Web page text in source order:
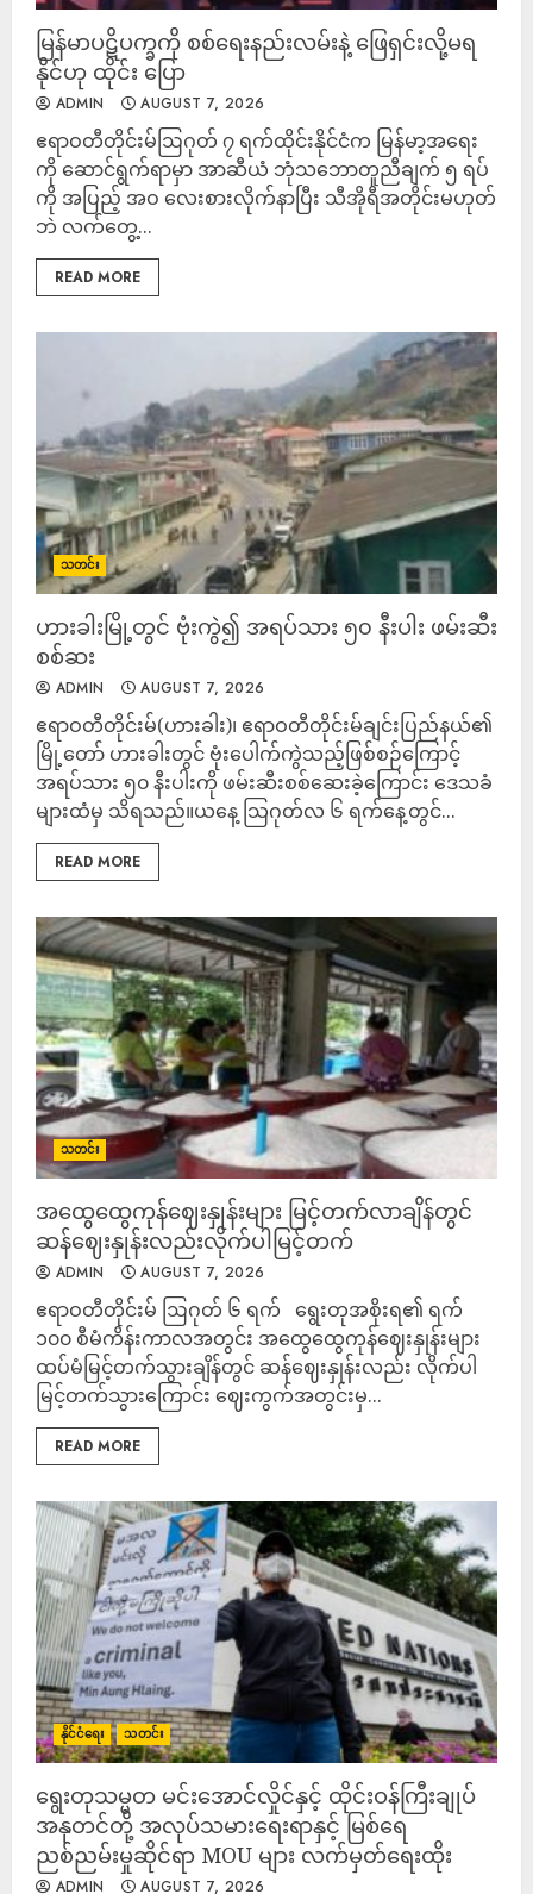
မြန်မာပဋိပက္ခကို စစ်ရေးနည်းလမ်းနဲ့ ဖြေရှင်းလို့မရ
နိုင်ဟု ထိုင်း ပြော
ADMIN AUGUST 7, 2026
ဧရာဝတီတိုင်းမ်ဩဂုတ် ၇ ရက်ထိုင်းနိုင်ငံက မြန်မာ့အရေး
ကို ဆောင်ရွက်ရာမှာ အာဆီယံ ဘုံသဘောတူညီချက် ၅ ရပ်
ကို အပြည့် အဝ လေးစားလိုက်နာပြီး သီအိုရီအတိုင်းမဟုတ်
ဘဲ လက်တွေ့...
READ MORE
သတင်း
ဟားခါးမြို့တွင် ဗုံးကွဲ၍ အရပ်သား ၅၀ နီးပါး ဖမ်းဆီး
စစ်ဆး
ADMIN AUGUST 7, 2026
ဧရာဝတီတိုင်းမ်(ဟားခါး)၊ ဧရာဝတီတိုင်းမ်ချင်းပြည်နယ်၏
မြို့တော် ဟားခါးတွင် ဗုံးပေါက်ကွဲသည့်ဖြစ်စဉ်ကြောင့်
အရပ်သား ၅၀ နီးပါးကို ဖမ်းဆီးစစ်ဆေးခဲ့ကြောင်း ဒေသခံ
များထံမှ သိရသည်။ယနေ့ သြဂုတ်လ ၆ ရက်နေ့တွင်...
READ MORE
သတင်း
အထွေထွေကုန်ဈေးနှုန်းများ မြင့်တက်လာချိန်တွင်
ဆန်ဈေးနှုန်းလည်းလိုက်ပါမြင့်တက်
ADMIN AUGUST 7, 2026
ဧရာဝတီတိုင်းမ် ဩဂုတ် ၆ ရက် ရွေးတုအစိုးရ၏ ရက်
၁၀၀ စီမံကိန်းကာလအတွင်း အထွေထွေကုန်ဈေးနှုန်းများ
ထပ်မံမြင့်တက်သွားချိန်တွင် ဆန်ဈေးနှုန်းလည်း လိုက်ပါ
မြင့်တက်သွားကြောင်း ဈေးကွက်အတွင်းမှ...
READ MORE
နိုင်ငံရေး သတင်း
ရွေးတုသမ္မတ မင်းအောင်လှိုင်နှင့် ထိုင်းဝန်ကြီးချုပ်
အနုတင်တို့ အလုပ်သမားရေးရာနှင့် မြစ်ရေ
ညစ်ညမ်းမှုဆိုင်ရာ MOU များ လက်မှတ်ရေးထိုး
ADMIN AUGUST 7, 2026